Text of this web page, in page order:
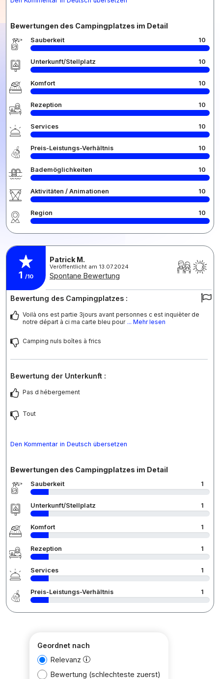
Bewertungen des Campingplatzes im Detail
Sauberkeit 10
Unterkunft/Stellplatz 10
Komfort 10
Rezeption 10
Services 10
Preis-Leistungs-Verhältnis 10
Bademöglichkeiten 10
Aktivitäten / Animationen 10
Region 10
1 /10
Patrick M.
Veröffentlicht am 13.07.2024
Spontane Bewertung
Bewertung des Campingplatzes :
Voilà ons est partie 3jours avant personnes c est inquièter de
notre départ à ci ma carte bleu pour ... Mehr lesen
Camping nuls boîtes à frics
Bewertung der Unterkunft :
Pas d hébergement
Tout
Den Kommentar in Deutsch übersetzen
Bewertungen des Campingplatzes im Detail
Sauberkeit 1
Unterkunft/Stellplatz 1
Komfort 1
Rezeption 1
Services 1
Preis-Leistungs-Verhältnis 1
Geordnet nach
Relevanz
Bewertung (schlechteste zuerst)